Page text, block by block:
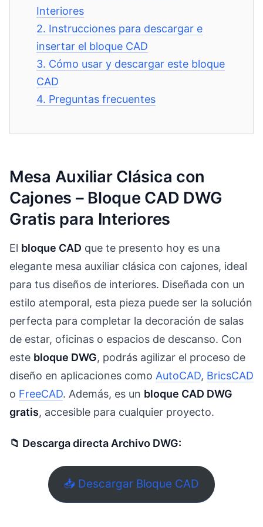
Interiores
2. Instrucciones para descargar e
insertar el bloque CAD
3. Cómo usar y descargar este bloque
CAD
4. Preguntas frecuentes
Mesa Auxiliar Clásica con
Cajones – Bloque CAD DWG
Gratis para Interiores
El bloque CAD que te presento hoy es una
elegante mesa auxiliar clásica con cajones, ideal
para tus diseños de interiores. Diseñada con un
estilo atemporal, esta pieza puede ser la solución
perfecta para completar la decoración de salas
de estar, oficinas o espacios de descanso. Con
este bloque DWG, podrás agilizar el proceso de
diseño en aplicaciones como AutoCAD, BricsCAD
o FreeCAD. Además, es un bloque CAD DWG
gratis, accesible para cualquier proyecto.
📁 Descarga directa Archivo DWG:
📥 Descargar Bloque CAD